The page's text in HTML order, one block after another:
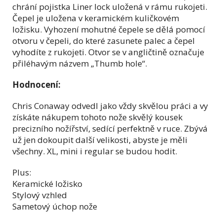
chrání pojistka Liner lock uložená v rámu rukojeti.
Čepel je uložena v keramickém kuličkovém
ložisku. Vyhození mohutné čepele se dělá pomocí
otvoru v čepeli, do které zasunete palec a čepel
vyhodíte z rukojeti. Otvor se v angličtině označuje
přiléhavým názvem „Thumb hole“.
Hodnocení:
Chris Conaway odvedl jako vždy skvělou práci a vy
získáte nákupem tohoto nože skvělý kousek
precizního nožířství, sedící perfektně v ruce. Zbývá
už jen dokoupit další velikosti, abyste je měli
všechny. XL, mini i regular se budou hodit.
Plus:
Keramické ložisko
Stylový vzhled
Sametový úchop nože